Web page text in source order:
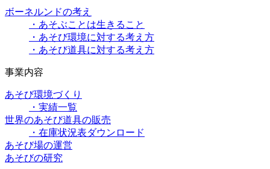
ボーネルンドの考え
・あそぶことは生きること
・あそび環境に対する考え方
・あそび道具に対する考え方
事業内容
あそび環境づくり
・実績一覧
世界のあそび道具の販売
・在庫状況表ダウンロード
あそび場の運営
あそびの研究